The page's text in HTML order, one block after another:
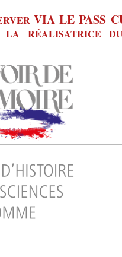
VIA LE PASS
LA RÉALISATRICE